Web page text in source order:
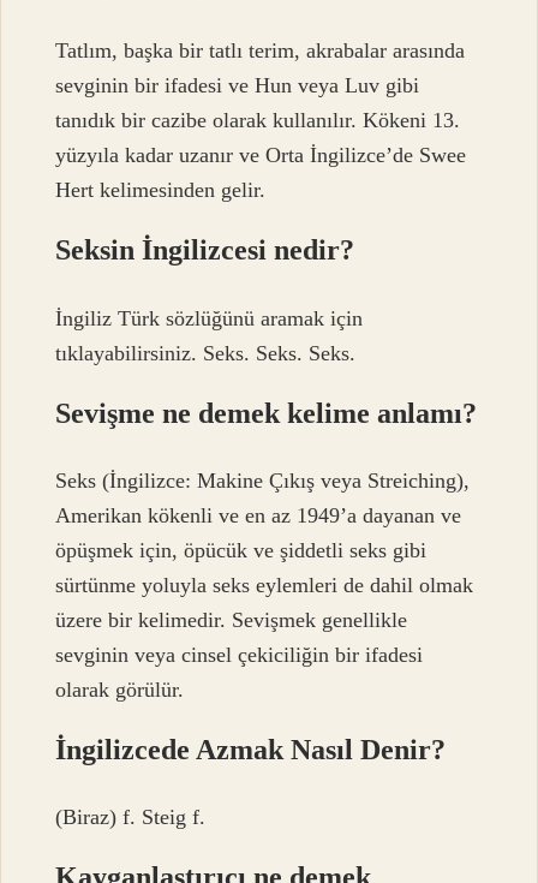
Tatlım, başka bir tatlı terim, akrabalar arasında
sevginin bir ifadesi ve Hun veya Luv gibi
tanıdık bir cazibe olarak kullanılır. Kökeni 13.
yüzyıla kadar uzanır ve Orta İngilizce’de Swee
Hert kelimesinden gelir.
Seksin İngilizcesi nedir?
İngiliz Türk sözlüğünü aramak için
tıklayabilirsiniz. Seks. Seks. Seks.
Sevişme ne demek kelime anlamı?
Seks (İngilizce: Makine Çıkış veya Streiching),
Amerikan kökenli ve en az 1949’a dayanan ve
öpüşmek için, öpücük ve şiddetli seks gibi
sürtünme yoluyla seks eylemleri de dahil olmak
üzere bir kelimedir. Sevişmek genellikle
sevginin veya cinsel çekiciliğin bir ifadesi
olarak görülür.
İngilizcede Azmak Nasıl Denir?
(Biraz) f. Steig f.